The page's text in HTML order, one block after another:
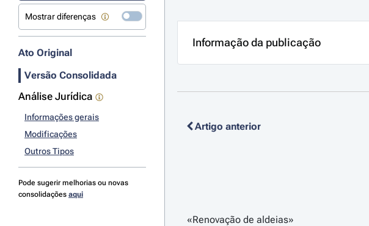
Mostrar diferenças
Ato Original
Versão Consolidada
Análise Jurídica
Informações gerais
Modificações
Outros Tipos
Pode sugerir melhorias ou novas
consolidações aqui
Informação da publicação
Artigo anterior
«Renovação de aldeias»